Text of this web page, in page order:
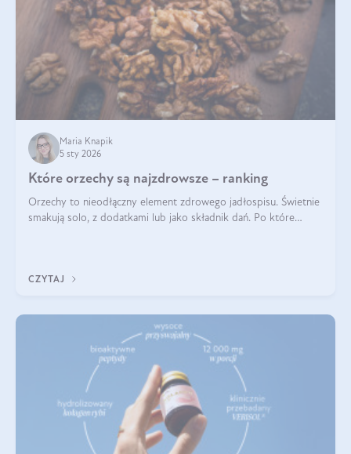
Maria Knapik
5 sty 2026
Które orzechy są najzdrowsze – ranking
Orzechy to nieodłączny element zdrowego jadłospisu. Świetnie
smakują solo, z dodatkami lub jako składnik dań. Po które
CZYTAJ